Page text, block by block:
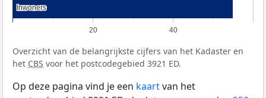
20 40
Inwoners
Inwoners
Overzicht van de belangrijkste cijfers van het Kadaster en
het CBS voor het postcodegebied 3921 ED.
Op deze pagina vind je een kaartvan het